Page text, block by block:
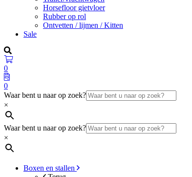
Horsefloor gietvloer
Rubber op rol
Ontvetten / lijmen / Kitten
Sale
0
0
Waar bent u naar op zoek?
×
Waar bent u naar op zoek?
×
Boxen en stallen